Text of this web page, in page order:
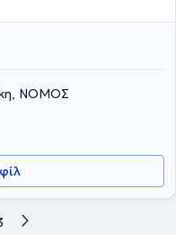
ΝΟΜΟΣ